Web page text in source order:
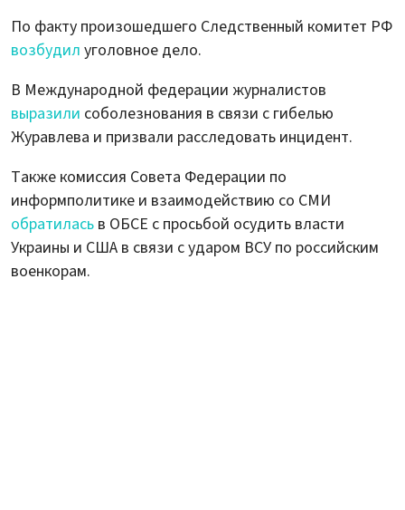
По факту произошедшего Следственный комитет РФ
возбудил уголовное дело.
В Международной федерации журналистов
выразили соболезнования в связи с гибелью
Журавлева и призвали расследовать инцидент.
Также комиссия Совета Федерации по
информполитике и взаимодействию со СМИ
обратилась в ОБСЕ с просьбой осудить власти
Украины и США в связи с ударом ВСУ по российским
военкорам.